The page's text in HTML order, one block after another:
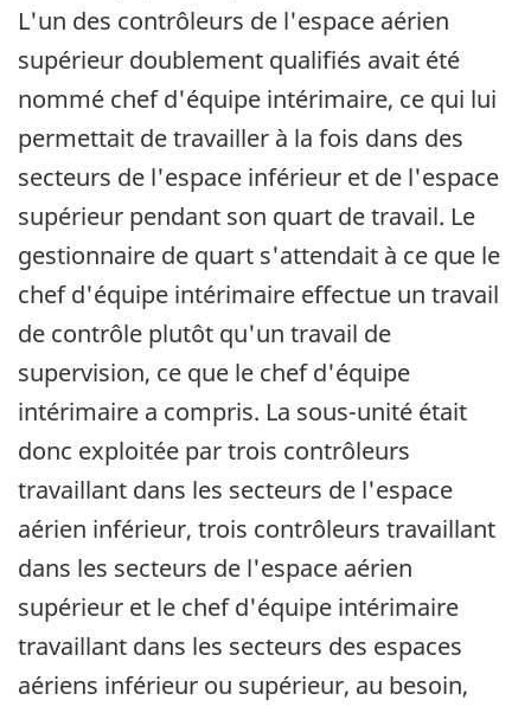
L'un des contrôleurs de l'espace aérien
supérieur doublement qualifiés avait été
nommé chef d'équipe intérimaire, ce qui lui
permettait de travailler à la fois dans des
secteurs de l'espace inférieur et de l'espace
supérieur pendant son quart de travail. Le
gestionnaire de quart s'attendait à ce que le
chef d'équipe intérimaire effectue un travail
de contrôle plutôt qu'un travail de
supervision, ce que le chef d'équipe
intérimaire a compris. La sous-unité était
donc exploitée par trois contrôleurs
travaillant dans les secteurs de l'espace
aérien inférieur, trois contrôleurs travaillant
dans les secteurs de l'espace aérien
supérieur et le chef d'équipe intérimaire
travaillant dans les secteurs des espaces
aériens inférieur ou supérieur, au besoin,